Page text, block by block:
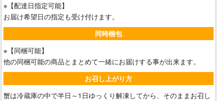
※【配達日指定可能】
お届け希望日の指定も受け付けます。
同時梱包
※【同梱可能】
他の同梱可能の商品とまとめて一緒にお届けする事が出来ます。
お召し上がり方
蟹は冷蔵庫の中で半日～1日ゆっくり解凍してから、そのままお召し